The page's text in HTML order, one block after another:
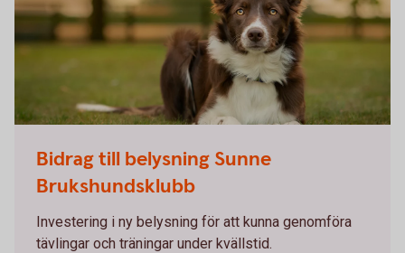
Bidrag till belysning Sunne
Brukshundsklubb
Investering i ny belysning för att kunna genomföra
tävlingar och träningar under kvällstid.